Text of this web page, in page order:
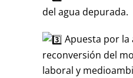
del agua depurada.
Apuesta por la
reconversión del
laboral y